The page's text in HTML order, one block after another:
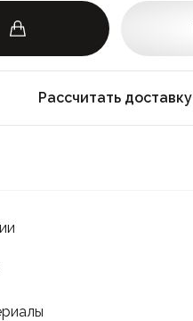
Рассчитать доставку